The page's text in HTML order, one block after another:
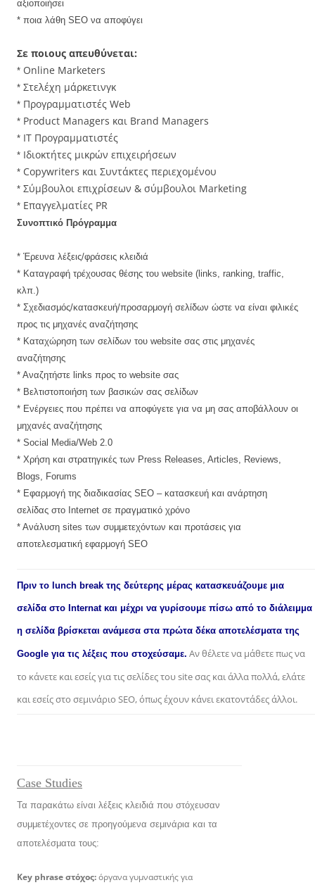
αξιοποιήσει
* ποια λάθη SEO να αποφύγει
Σε ποιους απευθύνεται:
* Online Marketers
* Στελέχη μάρκετινγκ
* Προγραμματιστές Web
* Product Managers και Brand Managers
* IT Προγραμματιστές
* Ιδιοκτήτες μικρών επιχειρήσεων
* Copywriters και Συντάκτες περιεχομένου
* Σύμβουλοι επιχρίσεων & σύμβουλοι Marketing
* Επαγγελματίες PR
Συνοπτικό Πρόγραμμα
* Έρευνα λέξεις/φράσεις κλειδιά
* Καταγραφή τρέχουσας θέσης του website (links, ranking, traffic,
κλπ.)
* Σχεδιασμός/κατασκευή/προσαρμογή σελίδων ώστε να είναι φιλικές
προς τις μηχανές αναζήτησης
* Καταχώρηση των σελίδων του website σας στις μηχανές
αναζήτησης
* Αναζητήστε links προς το website σας
* Βελτιστοποιήση των βασικών σας σελίδων
* Ενέργειες που πρέπει να αποφύγετε για να μη σας αποβάλλουν οι
μηχανές αναζήτησης
* Social Media/Web 2.0
* Χρήση και στρατηγικές των Press Releases, Articles, Reviews,
Blogs, Forums
* Εφαρμογή της διαδικασίας SEO – κατασκευή και ανάρτηση
σελίδας στο Internet σε πραγματικό χρόνο
* Ανάλυση sites των συμμετεχόντων και προτάσεις για
αποτελεσματική εφαρμογή SEO
Πριν το lunch break της δεύτερης μέρας κατασκευάζουμε μια
σελίδα στο Internat και μέχρι να γυρίσουμε πίσω από το διάλειμμα
η σελίδα βρίσκεται ανάμεσα στα πρώτα δέκα αποτελέσματα της
Google για τις λέξεις που στοχεύσαμε. Αν θέλετε να μάθετε πως να
το κάνετε και εσείς για τις σελίδες του site σας και άλλα πολλά, ελάτε
και εσείς στο σεμινάριο SEO, όπως έχουν κάνει εκατοντάδες άλλοι.
Case Studies
Τα παρακάτω είναι λέξεις κλειδιά που στόχευσαν
συμμετέχοντες σε προηγούμενα σεμινάρια και τα
αποτελέσματα τους:
Key phrase στόχος:όργανα γυμναστικής για